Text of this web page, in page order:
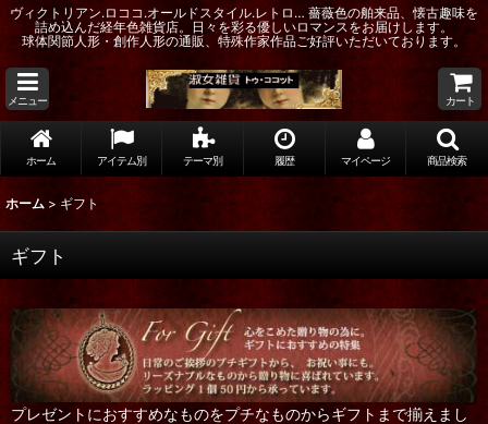
ヴィクトリアン.ロココ.オールドスタイル.レトロ… 薔薇色の舶来品、懐古趣味を
詰め込んだ経年色雑貨店。日々を彩る優しいロマンスをお届けします。
球体関節人形・創作人形の通販、特殊作家作品ご好評いただいております。
メニュー カート
ホーム アイテム別 テーマ別 履歴 マイページ 商品検索
ホーム > ギフト
ギフト
プレゼントにおすすめなものをプチなものからギフトまで揃えまし